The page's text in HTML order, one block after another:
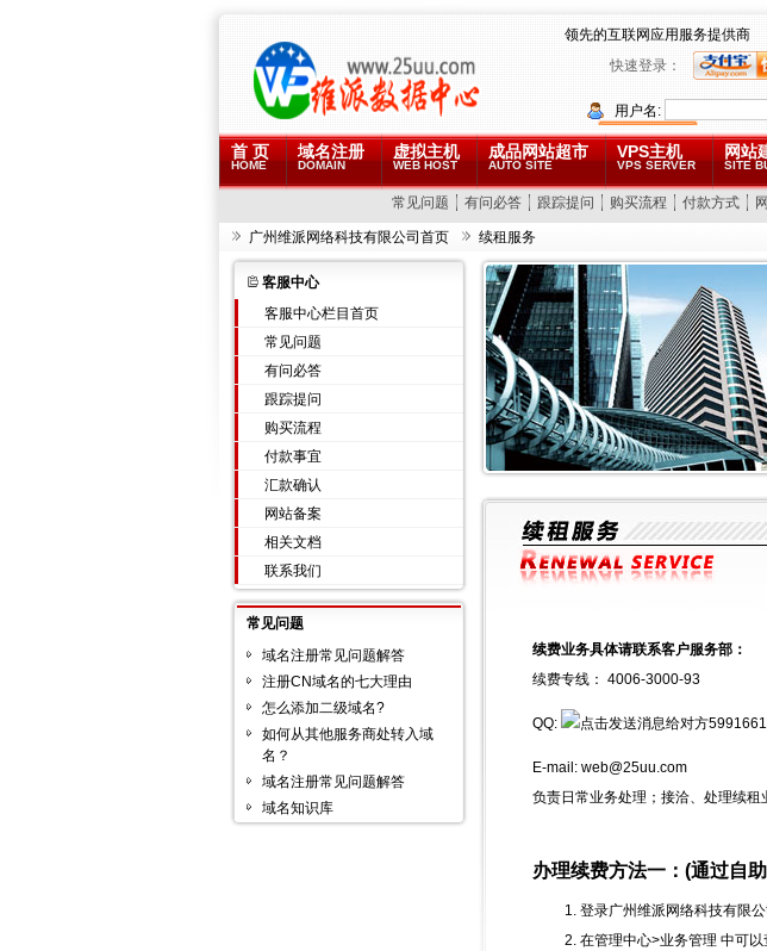
领先的互联网应用服务提供商
快速登录：
用户名:
首 页
HOME
域名注册
DOMAIN
虚拟主机
WEB HOST
成品网站超市
AUTO SITE
VPS主机
VPS SERVER
网站
SITE
常见问题 有问必答 跟踪提问 购买流程 付款方式
广州维派网络科技有限公司首页 续租服务
客服中心
客服中心栏目首页
常见问题
有问必答
跟踪提问
购买流程
付款事宜
汇款确认
网站备案
相关文档
联系我们
常见问题
域名注册常见问题解答
注册CN域名的七大理由
怎么添加二级域名?
如何从其他服务商处转入域
名？
域名注册常见问题解答
域名知识库
续费业务具体请联系客户服务部：
续费专线： 4006-3000-93
QQ:
E-mail: web@25uu.com
负责日常业务处理；接洽、处理续租
办理续费方法一：(通过自
登录广州维派网络科技有限
在管理中心>业务管理 中可以